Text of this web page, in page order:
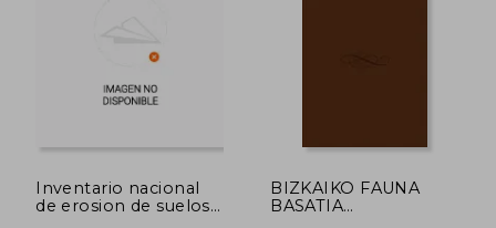
$ 2.046
Inventario nacional
de erosion de suelos.
BIZKAIKO FAUNA
BASATIA